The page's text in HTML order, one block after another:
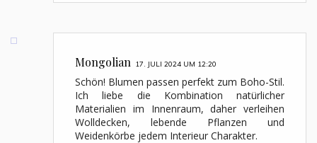
Mongolian 17. JULI 2024 UM 12:20
Schön! Blumen passen perfekt zum Boho-Stil.
Ich liebe die Kombination natürlicher
Materialien im Innenraum, daher verleihen
Wolldecken, lebende Pflanzen und
Weidenkörbe jedem Interieur Charakter.